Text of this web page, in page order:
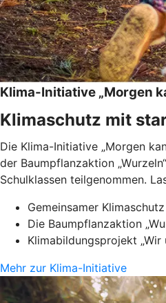
Klima-Initiative „Morgen
Klimaschutz mit
Die Klima-Initiative „Morgen
der Baumpflanzaktion
Schulklassen teilgenommen.
Gemeinsamer Klimaschutz
Die Baumpflanzaktion
Klimabildungsprojekt „Wir
Mehr zur Klima-Initiative